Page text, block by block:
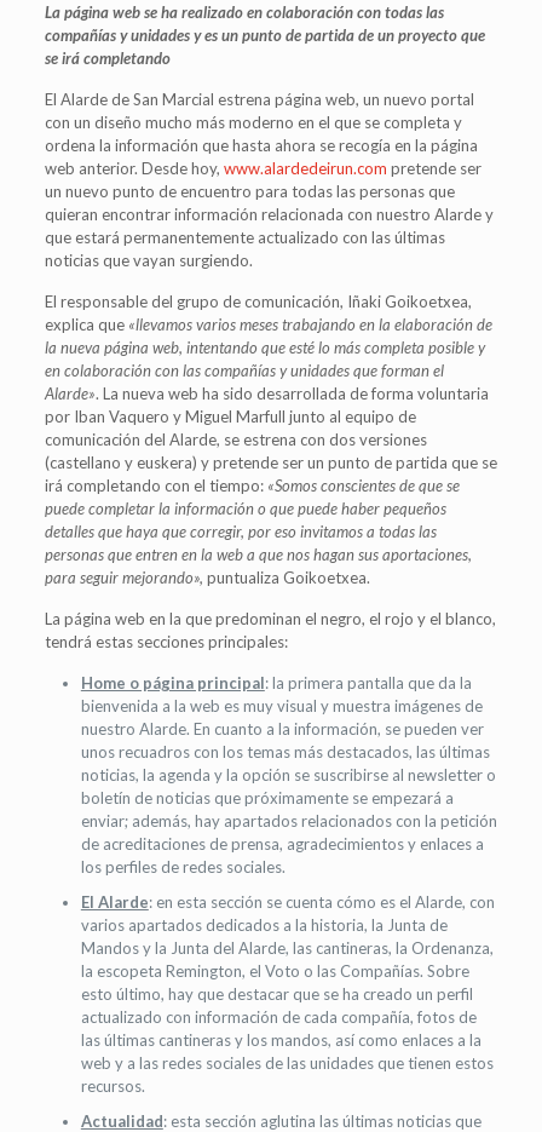
La página web se ha realizado en colaboración con todas las
compañías y unidades y es un punto de partida de un proyecto que
se irá completando
El Alarde de San Marcial estrena página web, un nuevo portal
con un diseño mucho más moderno en el que se completa y
ordena la información que hasta ahora se recogía en la página
web anterior. Desde hoy, www.alardedeirun.com pretende ser
un nuevo punto de encuentro para todas las personas que
quieran encontrar información relacionada con nuestro Alarde y
que estará permanentemente actualizado con las últimas
noticias que vayan surgiendo.
El responsable del grupo de comunicación, Iñaki Goikoetxea,
explica que «llevamos varios meses trabajando en la elaboración de
la nueva página web, intentando que esté lo más completa posible y
en colaboración con las compañías y unidades que forman el
Alarde». La nueva web ha sido desarrollada de forma voluntaria
por Iban Vaquero y Miguel Marfull junto al equipo de
comunicación del Alarde, se estrena con dos versiones
(castellano y euskera) y pretende ser un punto de partida que se
irá completando con el tiempo: «Somos conscientes de que se
puede completar la información o que puede haber pequeños
detalles que haya que corregir, por eso invitamos a todas las
personas que entren en la web a que nos hagan sus aportaciones,
para seguir mejorando», puntualiza Goikoetxea.
La página web en la que predominan el negro, el rojo y el blanco,
tendrá estas secciones principales:
Home o página principal: la primera pantalla que da la
bienvenida a la web es muy visual y muestra imágenes de
nuestro Alarde. En cuanto a la información, se pueden ver
unos recuadros con los temas más destacados, las últimas
noticias, la agenda y la opción se suscribirse al newsletter o
boletín de noticias que próximamente se empezará a
enviar; además, hay apartados relacionados con la petición
de acreditaciones de prensa, agradecimientos y enlaces a
los perfiles de redes sociales.
El Alarde: en esta sección se cuenta cómo es el Alarde, con
varios apartados dedicados a la historia, la Junta de
Mandos y la Junta del Alarde, las cantineras, la Ordenanza,
la escopeta Remington, el Voto o las Compañías. Sobre
esto último, hay que destacar que se ha creado un perfil
actualizado con información de cada compañía, fotos de
las últimas cantineras y los mandos, así como enlaces a la
web y a las redes sociales de las unidades que tienen estos
recursos.
Actualidad: esta sección aglutina las últimas noticias que